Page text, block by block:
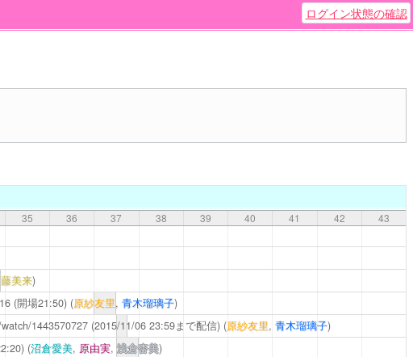
ログイン状態の確認
35 36 37 38 39 40 41 42 43
美来)
(開場21:50) (原紗友里, 青木瑠璃子)
1443570727(2015/11/06 23:59まで配信) (原紗友里, 青木瑠璃子)
(沼倉愛美, 原由実,浅倉杏美)